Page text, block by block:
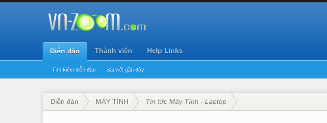
Diễn đàn
Tìm kiếm diễn đàn Bài viết gần đây
Thành viên Help Links
Diễn đàn MÁY TÍNH Tin tức Máy Tính - Laptop